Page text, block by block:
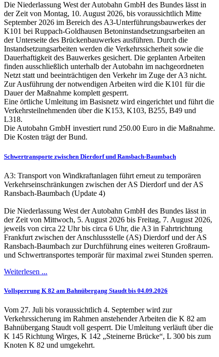
Die Niederlassung West der Autobahn GmbH des Bundes lässt in
der Zeit von Montag, 10. August 2026, bis voraussichtlich Mitte
September 2026 im Bereich des A3-Unterführungsbauwerkes der
K101 bei Ruppach-Goldhausen Betoninstandsetzungsarbeiten an
der Unterseite des Brückenbauwerkes ausführen. Durch die
Instandsetzungsarbeiten werden die Verkehrssicherheit sowie die
Dauerhaftigkeit des Bauwerkes gesichert. Die geplanten Arbeiten
finden ausschließlich unterhalb der Autobahn im nachgeordneten
Netzt statt und beeinträchtigen den Verkehr im Zuge der A3 nicht.
Zur Ausführung der notwendigen Arbeiten wird die K101 für die
Dauer der Maßnahme komplett gesperrt.
Eine örtliche Umleitung im Basisnetz wird eingerichtet und führt die
Verkehrsteilnehmenden über die K153, K103, B255, B49 und
L318.
Die Autobahn GmbH investiert rund 250.00 Euro in die Maßnahme.
Die Kosten trägt der Bund.
Schwertransporte zwischen Dierdorf und Ransbach-Baumbach
A3: Transport von Windkraftanlagen führt erneut zu temporären
Verkehrseinschränkungen zwischen der AS Dierdorf und der AS
Ransbach-Baumbach (Update 4)
Die Niederlassung West der Autobahn GmbH des Bundes lässt in
der Zeit von Mittwoch, 5. August 2026 bis Freitag, 7. August 2026,
jeweils von circa 22 Uhr bis circa 6 Uhr, die A3 in Fahrtrichtung
Frankfurt zwischen der Anschlussstelle (AS) Dierdorf und der AS
Ransbach-Baumbach zur Durchführung eines weiteren Großraum-
und Schwertransportes temporär für maximal zwei Stunden sperren.
Weiterlesen ...
Vollsperrung K 82 am Bahnübergang Staudt bis 04.09.2026
Vom 27. Juli bis voraussichtlich 4. September wird zur
Verkehrssicherung im Rahmen anstehender Arbeiten die K 82 am
Bahnübergang Staudt voll gesperrt. Die Umleitung verläuft über die
K 145 Richtung Wirges, K 142 „Steinerne Brücke“, L 300 bis zum
Knoten K 82 und umgekehrt.